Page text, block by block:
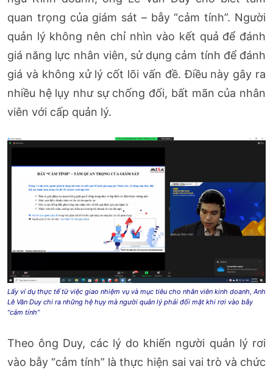
quan trọng của giám sát – bẫy “cảm tính”. Người
quản lý không nên chỉ nhìn vào kết quả để đánh
giá năng lực nhân viên, sử dụng cảm tính để đánh
giá và không xử lý cốt lõi vấn đề. Điều này gây ra
nhiều hệ lụy như sự chống đối, bất mãn của nhân
viên với cấp quản lý.
Lấy ví dụ thực tế từ việc giao nhiệm vụ và mục tiêu cho nhân viên kinh doanh, Anh
Lê Văn Duy chi ra những hệ hụy mà người quản lý phải đối mặt khi rơi vào bẫy
“cảm tính”
Theo ông Duy, các lý do khiến người quản lý rơi
vào bẫy “cảm tính” là thực hiện sai vai trò và chức